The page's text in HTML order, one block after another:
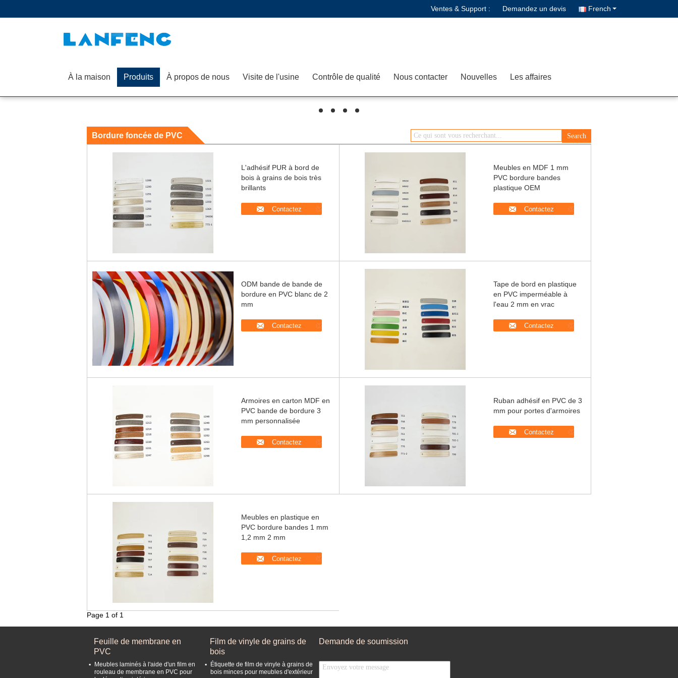
Ventes & Support : Demandez un devis French
À la maison Produits À propos de nous Visite de l'usine Contrôle de qualité Nous contacter Nouvelles Les affaires
hd hd hd hd
Bordure foncée de PVC
L'adhésif PUR à bord de
bois à grains de bois très
brillants
Contactez
Meubles en MDF 1 mm
PVC bordure bandes
plastique OEM
Contactez
ODM bande de bande de
bordure en PVC blanc de 2
mm
Contactez
Tape de bord en plastique
en PVC imperméable à
l'eau 2 mm en vrac
Contactez
Armoires en carton MDF en
PVC bande de bordure 3
mm personnalisée
Contactez
Ruban adhésif en PVC de 3
mm pour portes d'armoires
Contactez
Meubles en plastique en
PVC bordure bandes 1 mm
1,2 mm 2 mm
Contactez
Page 1 of 1
Feuille de membrane en
PVC
Meubles laminés à l'aide d'un film en
rouleau de membrane en PVC pour
Film de vinyle de grains de
bois
Étiquette de film de vinyle à grains de
bois minces pour meubles d'extérieur
Demande de soumission